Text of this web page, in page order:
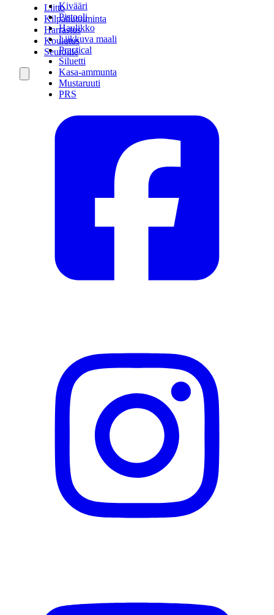
Kivääri
Pistooli
Haulikko
Liikkuva maali
Practical
Siluetti
Kasa-ammunta
Mustaruuti
PRS
Liitto
Kilpailutoiminta
Harrastus
Koulutus
Seuroille